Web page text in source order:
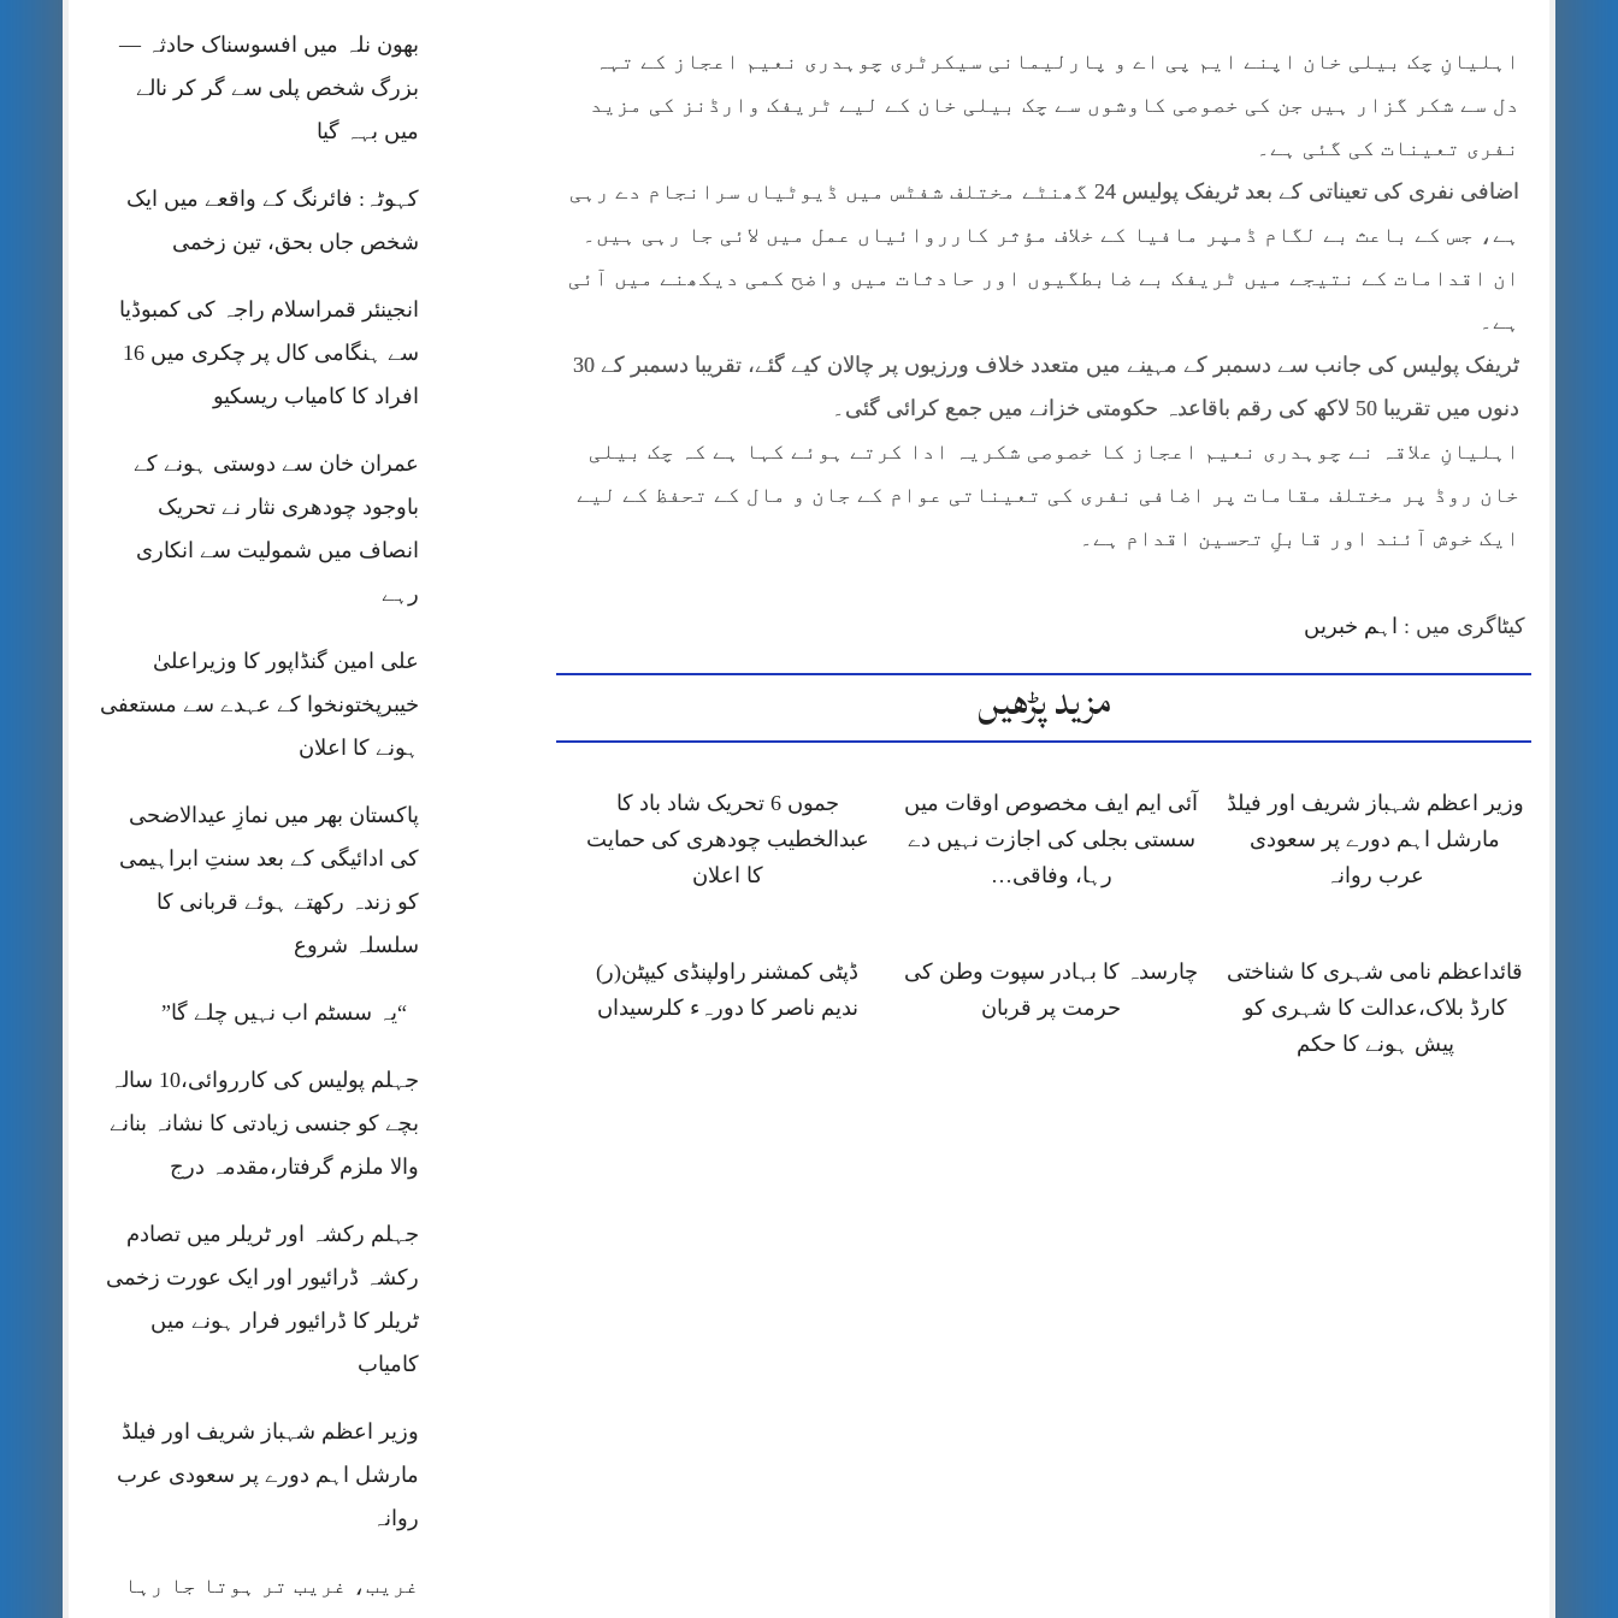
بھون نلہ میں افسوسناک حادثہ —
بزرگ شخص پلی سے گر کر نالے
میں بہہ گیا
کہوٹہ: فائرنگ کے واقعے میں ایک
شخص جاں بحق، تین زخمی
انجینئر قمراسلام راجہ کی کمبوڈیا
سے ہنگامی کال پر چکری میں 16
افراد کا کامیاب ریسکیو
عمران خان سے دوستی ہونے کے
باوجود چودھری نثار نے تحریک
انصاف میں شمولیت سے انکاری
رہے
علی امین گنڈاپور کا وزیراعلیٰ
خیبرپختونخوا کے عہدے سے مستعفی
ہونے کا اعلان
پاکستان بھر میں نمازِ عیدالاضحی
کی ادائیگی کے بعد سنتِ ابراہیمی
کو زندہ رکھتے ہوئے قربانی کا
سلسلہ شروع
“یہ سسٹم اب نہیں چلے گا”
جہلم پولیس کی کارروائی،10 سالہ
بچے کو جنسی زیادتی کا نشانہ بنانے
والا ملزم گرفتار،مقدمہ درج
جہلم رکشہ اور ٹریلر میں تصادم
رکشہ ڈرائیور اور ایک عورت زخمی
ٹریلر کا ڈرائیور فرار ہونے میں
کامیاب
وزیر اعظم شہباز شریف اور فیلڈ
مارشل اہم دورے پر سعودی عرب
روانہ
غریب، غریب تر ہوتا جا رہا
اہلیانِ چک بیلی خان اپنے ایم پی اے و پارلیمانی سیکرٹری چوہدری نعیم اعجاز کے تہہ
دل سے شکر گزار ہیں جن کی خصوصی کاوشوں سے چک بیلی خان کے لیے ٹریفک وارڈنز کی مزید
نفری تعینات کی گئی ہے۔
اضافی نفری کی تعیناتی کے بعد ٹریفک پولیس 24 گھنٹے مختلف شفٹس میں ڈیوٹیاں سرانجام دے رہی
ہے، جس کے باعث بے لگام ڈمپر مافیا کے خلاف مؤثر کارروائیاں عمل میں لائی جا رہی ہیں۔
ان اقدامات کے نتیجے میں ٹریفک بے ضابطگیوں اور حادثات میں واضح کمی دیکھنے میں آئی
ہے۔
ٹریفک پولیس کی جانب سے دسمبر کے مہینے میں متعدد خلاف ورزیوں پر چالان کیے گئے، تقریبا دسمبر کے 30
دنوں میں تقریبا 50 لاکھ کی رقم باقاعدہ حکومتی خزانے میں جمع کرائی گئی۔
اہلیانِ علاقہ نے چوہدری نعیم اعجاز کا خصوصی شکریہ ادا کرتے ہوئے کہا ہے کہ چک بیلی
خان روڈ پر مختلف مقامات پر اضافی نفری کی تعیناتی عوام کے جان و مال کے تحفظ کے لیے
ایک خوش آئند اور قابلِ تحسین اقدام ہے۔
کیٹاگری میں : اہم خبریں
مزید پڑھیں
وزیر اعظم شہباز شریف اور فیلڈ
مارشل اہم دورے پر سعودی
عرب روانہ
آئی ایم ایف مخصوص اوقات میں
سستی بجلی کی اجازت نہیں دے
رہا، وفاقی…
جموں 6 تحریک شاد باد کا
عبدالخطیب چودھری کی حمایت
کا اعلان
قائداعظم نامی شہری کا شناختی
کارڈ بلاک،عدالت کا شہری کو
پیش ہونے کا حکم
چارسدہ کا بہادر سپوت وطن کی
حرمت پر قربان
ڈپٹی کمشنر راولپنڈی کیپٹن(ر)
ندیم ناصر کا دورہء کلرسیداں